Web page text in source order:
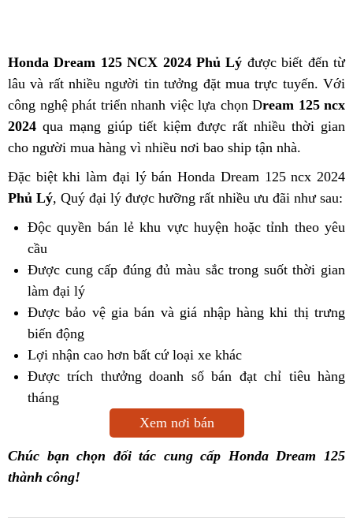
Honda Dream 125 NCX 2024 Phủ Lý được biết đến từ
lâu và rất nhiều người tin tưởng đặt mua trực tuyến. Với
công nghệ phát triển nhanh việc lựa chọn Dream 125 ncx
2024 qua mạng giúp tiết kiệm được rất nhiều thời gian
cho người mua hàng vì nhiều nơi bao ship tận nhà.
Đặc biệt khi làm đại lý bán Honda Dream 125 ncx 2024
Phủ Lý, Quý đại lý được hưỡng rất nhiều ưu đãi như sau:
Độc quyền bán lẻ khu vực huyện hoặc tỉnh theo yêu
cầu
Được cung cấp đúng đủ màu sắc trong suốt thời gian
làm đại lý
Được bảo vệ gia bán và giá nhập hàng khi thị trưng
biến động
Lợi nhận cao hơn bất cứ loại xe khác
Được trích thưởng doanh số bán đạt chỉ tiêu hàng
tháng
Xem nơi bán
Chúc bạn chọn đối tác cung cấp Honda Dream 125
thành công!